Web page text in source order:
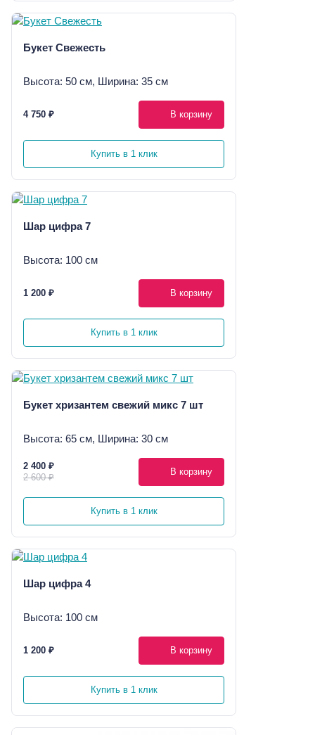
Букет Свежесть
Высота: 50 см, Ширина: 35 см
4 750 ₽ В корзину
Купить в 1 клик
Шар цифра 7
Высота: 100 см
1 200 ₽ В корзину
Купить в 1 клик
Букет хризантем свежий микс 7 шт
Высота: 65 см, Ширина: 30 см
2 400 ₽
2 600 ₽
В корзину
Купить в 1 клик
Шар цифра 4
Высота: 100 см
1 200 ₽ В корзину
Купить в 1 клик